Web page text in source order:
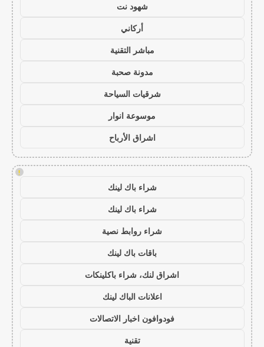
شهود نت
أركاني
مباشر التقنية
مدونة صحبة
شرقيات السياحة
موسوعة انوار
اشراق الأرباح
!
شراء باك لينك
شراء باك لينك
شراء روابط نصية
باقات باك لينك
اشراق لنك، شراء باكلينكات
اعلانات الباك لينك
فودوافون اخبار الاتصالات
تقنية